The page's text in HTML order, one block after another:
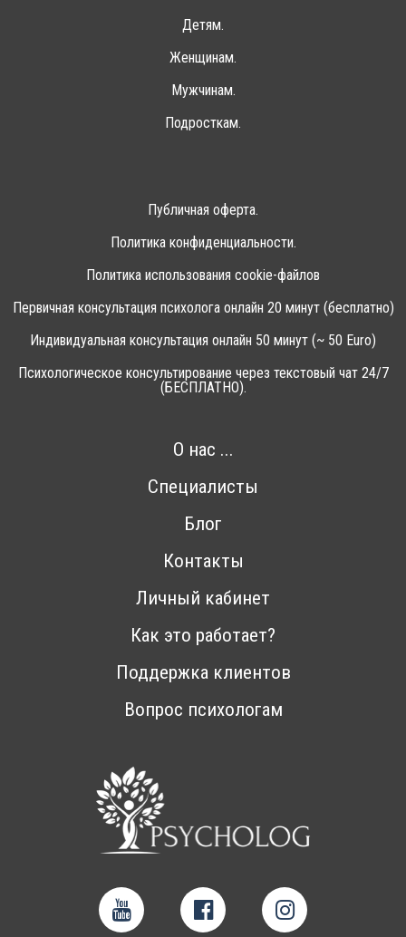
Детям.
Женщинам.
Мужчинам.
Подросткам.
Публичная оферта.
Политика конфиденциальности.
Политика использования cookie-файлов
Первичная консультация психолога онлайн 20 минут (бесплатно)
Индивидуальная консультация онлайн 50 минут (~ 50 Euro)
Психологическое консультирование через текстовый чат 24/7
(БЕСПЛАТНО).
О нас ...
Специалисты
Блог
Контакты
Личный кабинет
Как это работает?
Поддержка клиентов
Вопрос психологам